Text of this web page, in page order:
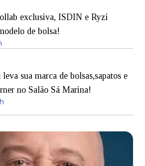
exclusiva, ISDIN e Ryzí
de bolsa!
sua marca de bolsas,sapatos e
no Salão Sá Marina!